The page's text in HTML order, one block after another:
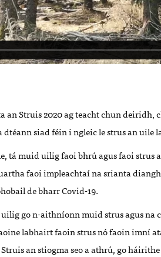
an Struis 2020 ag teacht chun
siad féin i ngleic le strus an uile
tá muid uilig faoi bhrú agus faoi
faoi impleachtaí na srianta
de bharr Covid-19.
go n-aithníonn muid strus agus na
labhairt faoin strus nó faoin imní
an stiogma seo a athrú, go